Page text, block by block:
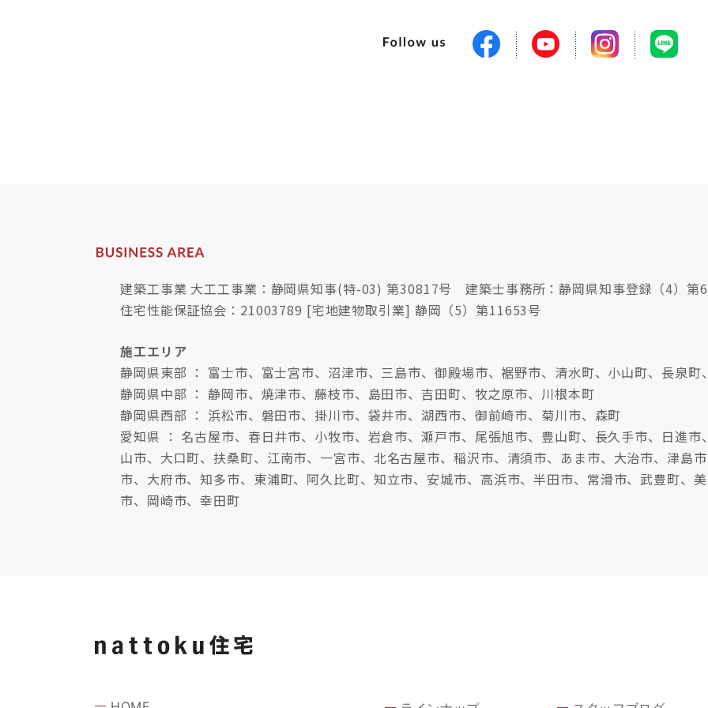
建築工事業 大工工事業：静岡県知事(特-03) 第30817号 建築士事務所：静岡県知事登録（4）第
住宅性能保証協会：21003789 [宅地建物取引業] 静岡（5）第11653号
施工エリア
静岡県東部 ： 富士市、富士宮市、沼津市、三島市、御殿場市、裾野市、清水町、小山町、長泉
静岡県中部 ： 静岡市、焼津市、藤枝市、島田市、吉田町、牧之原市、川根本町
静岡県西部 ： 浜松市、磐田市、掛川市、袋井市、湖西市、御前崎市、菊川市、森町
愛知県 ： 名古屋市、春日井市、小牧市、岩倉市、瀬戸市、尾張旭市、豊山町、長久手市、日進
山市、大口町、扶桑町、江南市、一宮市、北名古屋市、稲沢市、清須市、あま市、大治市、津島
市、大府市、知多市、東浦町、阿久比町、知立市、安城市、高浜市、半田市、常滑市、武豊町、
市、岡崎市、幸田町